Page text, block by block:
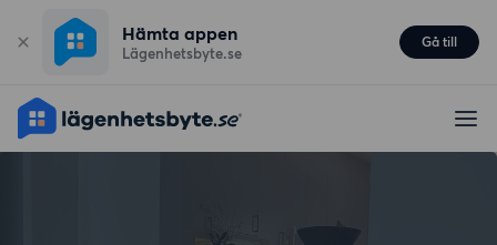
Hämta appen
Lägenhetsbyte.se
Gå till